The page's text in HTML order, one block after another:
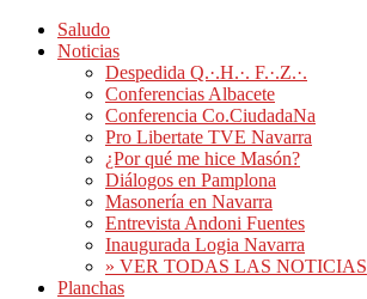
Saludo
Noticias
Despedida Q.·.H.·. F.·.Z.·.
Conferencias Albacete
Conferencia Co.CiudadaNa
Pro Libertate TVE Navarra
¿Por qué me hice Masón?
Diálogos en Pamplona
Masonería en Navarra
Entrevista Andoni Fuentes
Inaugurada Logia Navarra
» VER TODAS LAS NOTICIAS
Planchas